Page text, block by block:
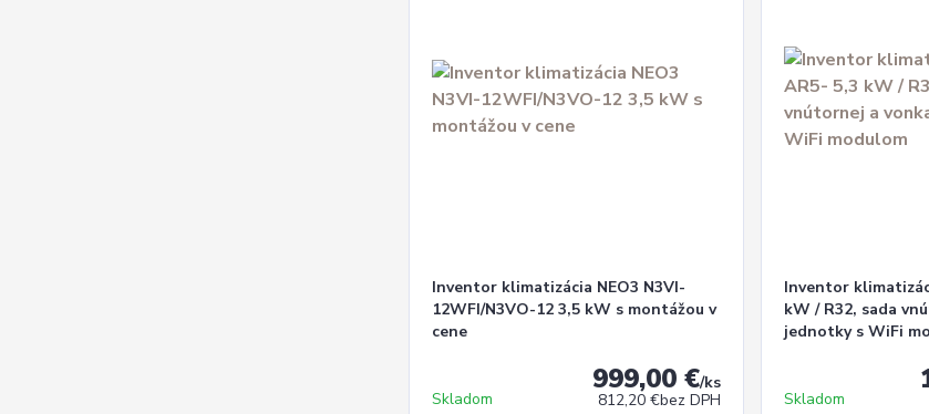
Inventor klimatizácia NEO3 N3VI-
12WFI/N3VO-12 3,5 kW s montážou v
cene
999,00 €/ks
812,20 €bez DPH
Skladom
Inventor
kW / R32, sada
jednotky s WiFi
Skladom